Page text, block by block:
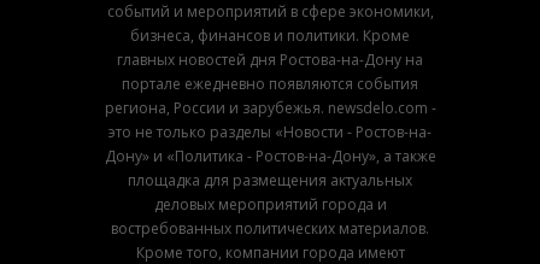
событий и мероприятий в сфере экономики,
бизнеса, финансов и политики. Кроме
главных новостей дня Ростова-на-Дону на
портале ежедневно появляются события
региона, России и зарубежья. newsdelo.com -
это не только разделы «Новости - Ростов-на-
Дону» и «Политика - Ростов-на-Дону», а также
площадка для размещения актуальных
деловых мероприятий города и
востребованных политических материалов.
Кроме того, компании города имеют